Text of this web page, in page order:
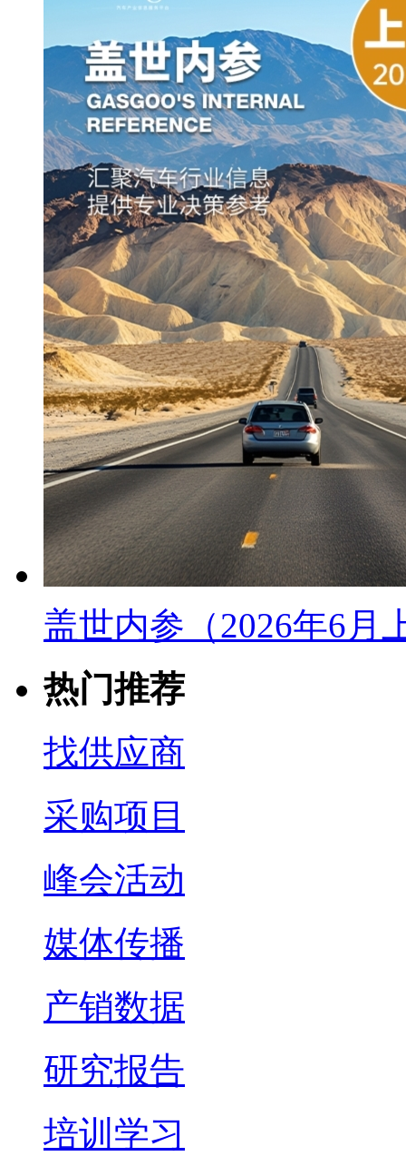
盖世内参（2026年6月
热门推荐
找供应商
采购项目
峰会活动
媒体传播
产销数据
研究报告
培训学习